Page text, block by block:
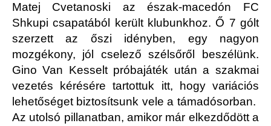
Matej Cvetanoski az észak-macedón FC
Shkupi csapatából került klubunkhoz. Ő 7 gólt
szerzett az őszi idényben, egy nagyon
mozgékony, jól cselező szélsőről beszélünk.
Gino Van Kesselt próbajáték után a szakmai
vezetés kérésére tartottuk itt, hogy variációs
lehetőséget biztosítsunk vele a támadósorban.
Az utolsó pillanatban, amikor már elkezdődött a